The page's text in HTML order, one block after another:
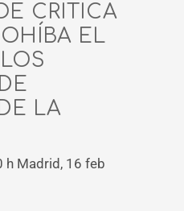
CRITICA
EL
LA
Madrid, 16 feb